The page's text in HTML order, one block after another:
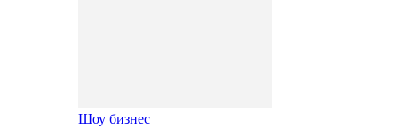
Шоу бизнес